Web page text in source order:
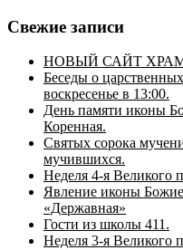
Свежие записи
НОВЫЙ САЙТ
Беседы о
воскресенье в 13:00.
День памяти иконы
Коренная.
Святых сорока
мучившихся.
Неделя 4-я Великого
Явление иконы
«Державная»
Гости из школы 411.
Неделя 3-я Великого